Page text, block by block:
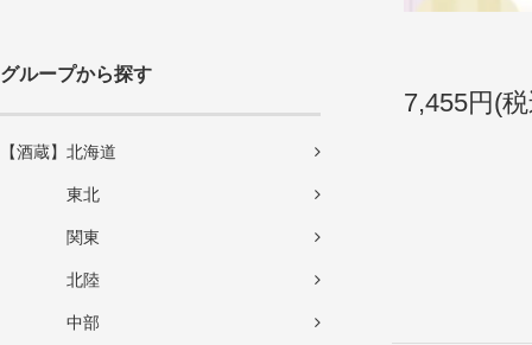
グループから探す
【酒蔵】北海道
東北
関東
北陸
中部
7,455円(